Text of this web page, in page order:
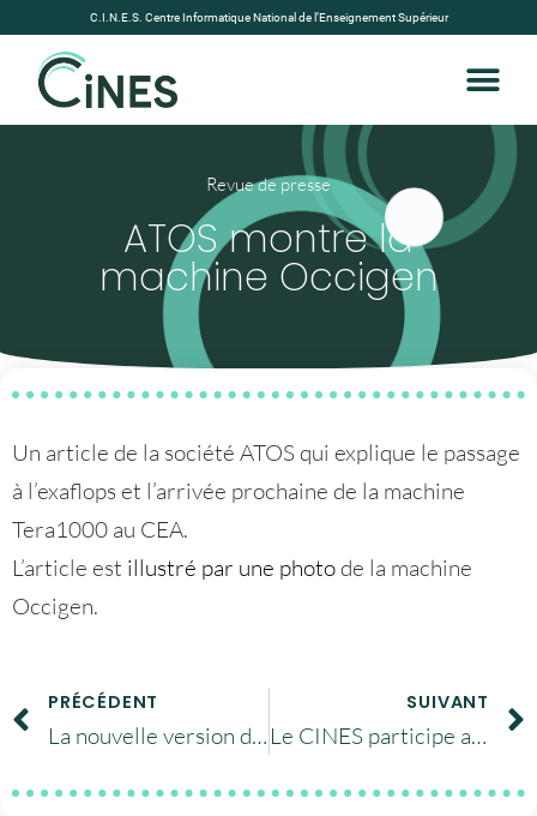
C.I.N.E.S. Centre Informatique National de l’Enseignement Supérieur
Revue de presse
ATOS montre la
machine Occigen
Un article de la société ATOS qui explique le passage
à l’exaflops et l’arrivée prochaine de la machine
Tera1000 au CEA.
L’article est illustré par une photode la machine
Occigen.
PRÉCÉDENT
La nouvelle version d’Alfresco est en ligne
SUIVANT
Le CINES participe aux réunions PRACE ‘Opérations’ et ‘Collaboration avec EUDAT’